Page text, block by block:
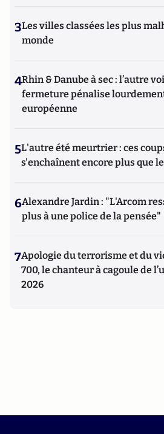
3Les villes classées les plus
monde
4Rhin & Danube à sec : l’autre
fermeture pénalise
européenne
5L'autre été meurtrier : ces
s'enchaînent encore plus que
6Alexandre Jardin : "L'Arcom
plus à une police de la pensée"
7Apologie du terrorisme et du
700, le chanteur à cagoule de
2026